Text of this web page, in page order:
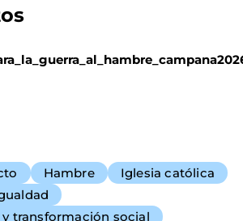
Hambre
Iglesia católica
transformación social